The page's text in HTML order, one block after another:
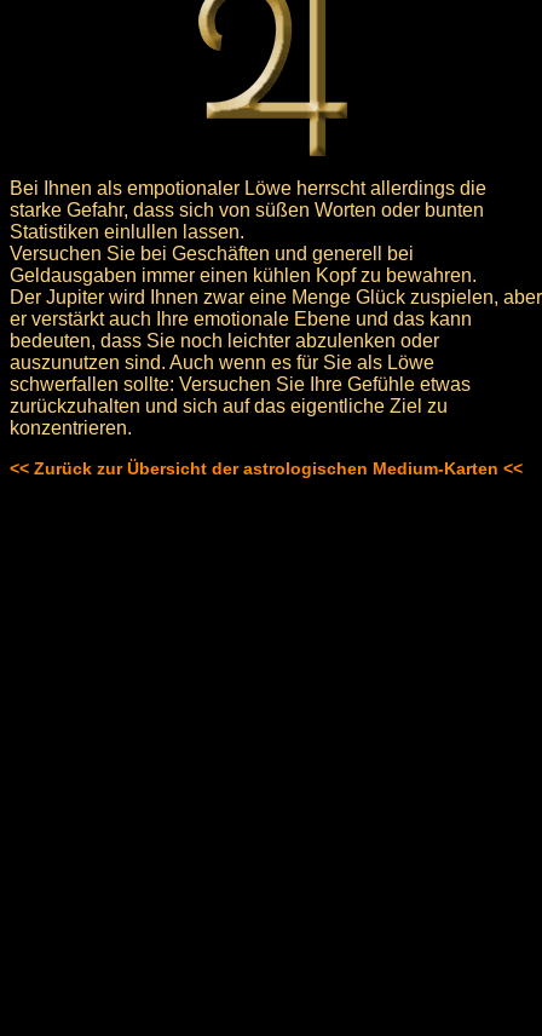
Bei Ihnen als empotionaler Löwe herrscht allerdings die
starke Gefahr, dass sich von süßen Worten oder bunten
Statistiken einlullen lassen.
Versuchen Sie bei Geschäften und generell bei
Geldausgaben immer einen kühlen Kopf zu bewahren.
Der Jupiter wird Ihnen zwar eine Menge Glück zuspielen, aber
er verstärkt auch Ihre emotionale Ebene und das kann
bedeuten, dass Sie noch leichter abzulenken oder
auszunutzen sind. Auch wenn es für Sie als Löwe
schwerfallen sollte: Versuchen Sie Ihre Gefühle etwas
zurückzuhalten und sich auf das eigentliche Ziel zu
konzentrieren.
<< Zurück zur Übersicht der astrologischen Medium-Karten <<